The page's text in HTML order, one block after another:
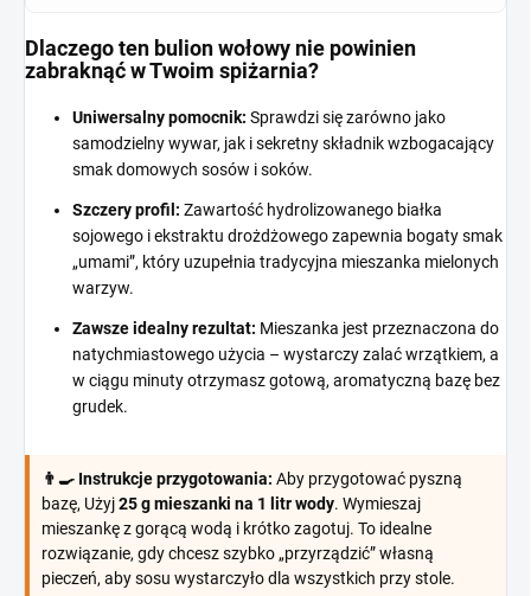
Dlaczego ten bulion wołowy nie powinien
zabraknąć w Twoim spiżarnia?
Uniwersalny pomocnik: Sprawdzi się zarówno jako
samodzielny wywar, jak i sekretny składnik wzbogacający
smak domowych sosów i soków.
Szczery profil: Zawartość hydrolizowanego białka
sojowego i ekstraktu drożdżowego zapewnia bogaty smak
„umami”, który uzupełnia tradycyjna mieszanka mielonych
warzyw.
Zawsze idealny rezultat: Mieszanka jest przeznaczona do
natychmiastowego użycia – wystarczy zalać wrzątkiem, a
w ciągu minuty otrzymasz gotową, aromatyczną bazę bez
grudek.
👨‍🍳 Instrukcje przygotowania: Aby przygotować pyszną
bazę, Użyj25 g mieszanki na 1 litr wody. Wymieszaj
mieszankę z gorącą wodą i krótko zagotuj. To idealne
rozwiązanie, gdy chcesz szybko „przyrządzić” własną
pieczeń, aby sosu wystarczyło dla wszystkich przy stole.